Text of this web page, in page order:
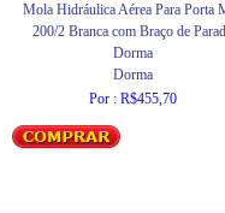
Mola Hidráulica Aérea Para Porta
200/2 Branca com Braço de
Dorma
Dorma
Por : R$455,70